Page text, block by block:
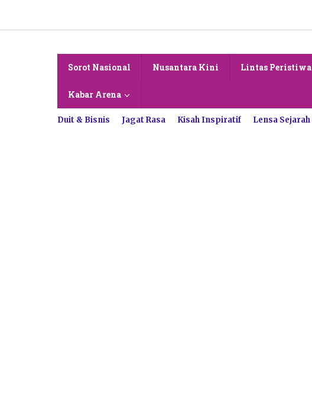
konten
Sorot Nasional Nusantara Kini Lintas Peristiwa
Kabar Arena
Duit & Bisnis Jagat Rasa Kisah Inspiratif Lensa Sejarah